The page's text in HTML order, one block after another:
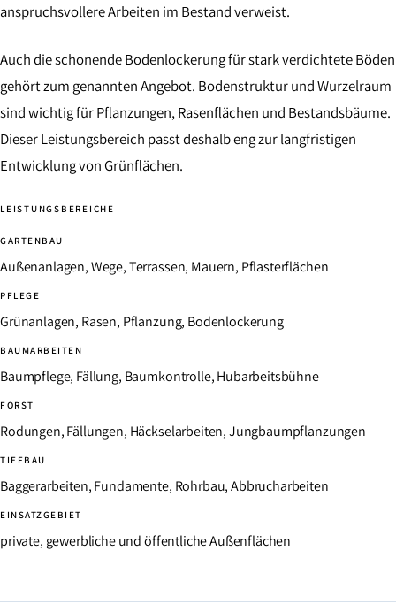
anspruchsvollere Arbeiten im Bestand verweist.
Auch die schonende Bodenlockerung für stark verdichtete Böden
gehört zum genannten Angebot. Bodenstruktur und Wurzelraum
sind wichtig für Pflanzungen, Rasenflächen und Bestandsbäume.
Dieser Leistungsbereich passt deshalb eng zur langfristigen
Entwicklung von Grünflächen.
LEISTUNGSBEREICHE
GARTENBAU
Außenanlagen, Wege, Terrassen, Mauern, Pflasterflächen
PFLEGE
Grünanlagen, Rasen, Pflanzung, Bodenlockerung
BAUMARBEITEN
Baumpflege, Fällung, Baumkontrolle, Hubarbeitsbühne
FORST
Rodungen, Fällungen, Häckselarbeiten, Jungbaumpflanzungen
TIEFBAU
Baggerarbeiten, Fundamente, Rohrbau, Abbrucharbeiten
EINSATZGEBIET
private, gewerbliche und öffentliche Außenflächen